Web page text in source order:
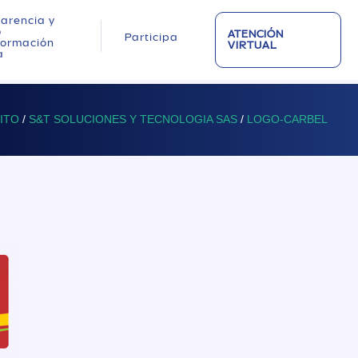
y
Participa
ATENCIÓN
VIRTUAL
/ S&T SOLUCIONES Y TECNOLOGIA SAS / LOGO-CARBEL